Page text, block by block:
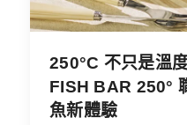
250°C 不只是溫
FISH BAR 250°
魚新體驗